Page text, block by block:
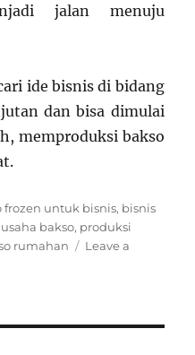
jalan menuju
ide bisnis di bidang
dan bisa dimulai
memproduksi bakso
frozen untuk bisnis, bisnis
bakso, produksi
rumahan
Leave a